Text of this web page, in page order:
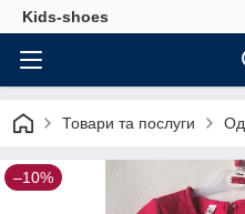
Kids-shoes
Товари та послуги
–10%